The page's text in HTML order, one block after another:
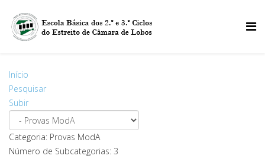
Início
Pesquisar
Subir
Categoria: Provas ModA
Número de Subcategorias: 3